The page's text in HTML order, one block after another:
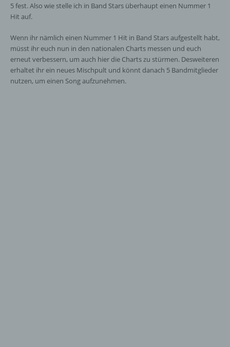
5 fest. Also wie stelle ich in Band Stars überhaupt einen Nummer 1
Hit auf.
Wenn ihr nämlich einen Nummer 1 Hit in Band Stars aufgestellt habt,
müsst ihr euch nun in den nationalen Charts messen und euch
erneut verbessern, um auch hier die Charts zu stürmen. Desweiteren
erhaltet ihr ein neues Mischpult und könnt danach 5 Bandmitglieder
nutzen, um einen Song aufzunehmen.